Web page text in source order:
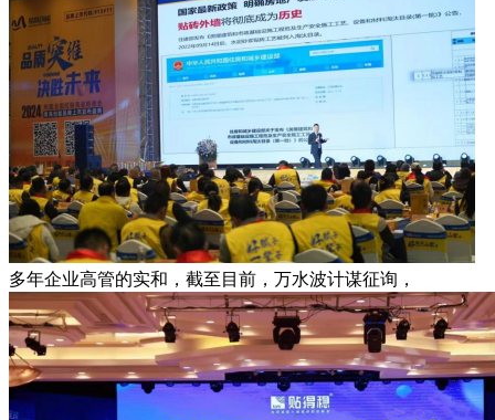
多年企业高管的实和，截至目前，万水波计谋征询，